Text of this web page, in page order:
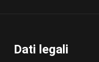
Dati legali